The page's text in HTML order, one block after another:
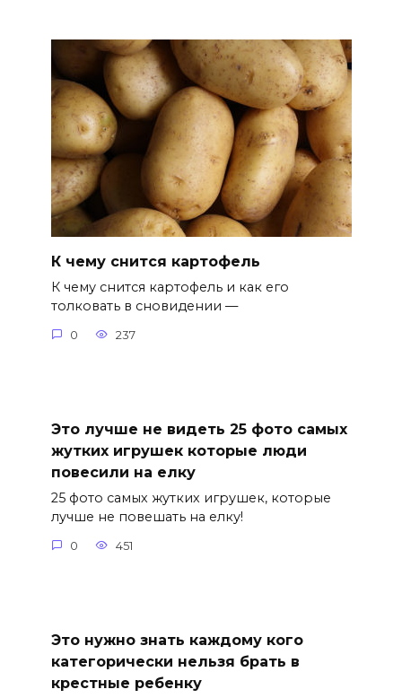
К чему снится картофель
К чему снится картофель и как его
толковать в сновидении —
0 237
Это лучше не видеть 25 фото самых
жутких игрушек которые люди
повесили на елку
25 фото самых жутких игрушек, которые
лучше не повешать на елку!
0 451
Это нужно знать каждому кого
категорически нельзя брать в
крестные ребенку